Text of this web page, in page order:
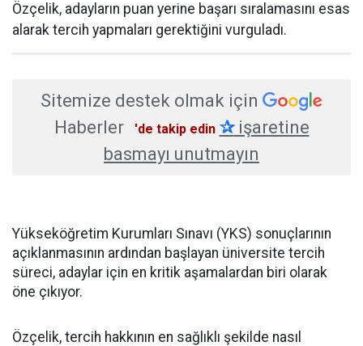
Özçelik, adayların puan yerine başarı sıralamasını esas
alarak tercih yapmaları gerektiğini vurguladı.
Sitemize destek olmak için
Haberler
'de takip edin ✰işaretine
basmayı unutmayın
Yükseköğretim Kurumları Sınavı (YKS) sonuçlarının
açıklanmasının ardından başlayan üniversite tercih
süreci, adaylar için en kritik aşamalardan biri olarak
öne çıkıyor.
Özçelik, tercih hakkının en sağlıklı şekilde nasıl